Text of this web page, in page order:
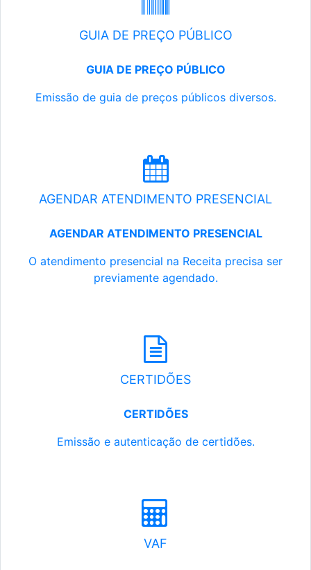
GUIA DE PREÇO PÚBLICO
GUIA DE PREÇO PÚBLICO
Emissão de guia de preços públicos diversos.
AGENDAR ATENDIMENTO PRESENCIAL
AGENDAR ATENDIMENTO PRESENCIAL
O atendimento presencial na Receita precisa ser
previamente agendado.
CERTIDÕES
CERTIDÕES
Emissão e autenticação de certidões.
VAF